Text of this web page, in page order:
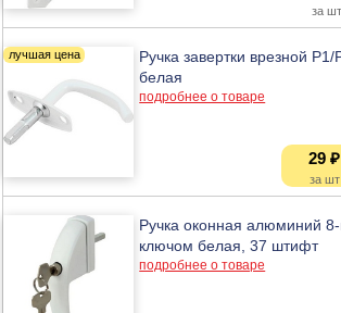
Ручка завертки врезной
белая
подробнее о товаре
29 ₽
Ручка оконная алюминий
ключом белая, 37 штифт
подробнее о товаре